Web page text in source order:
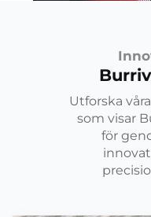
Utforska
som visar
för